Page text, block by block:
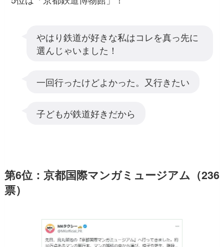
やはり鉄道が好きな私はコレを真っ先に
選んじゃいました！
一回行ったけどよかった。又行きたい
子どもが鉄道好きだから
第6位：京都国際マンガミュージアム（236
票）